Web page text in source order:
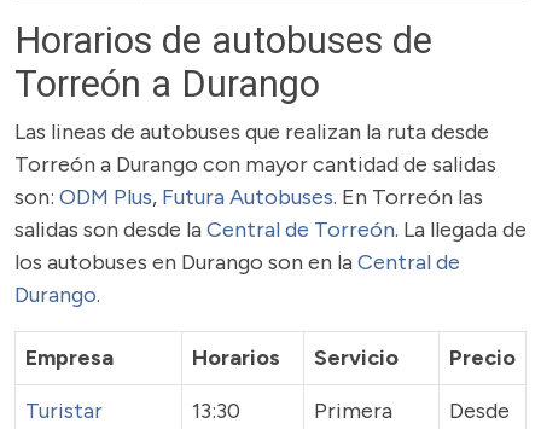
Horarios de autobuses de
Torreón a Durango
Las lineas de autobuses que realizan la ruta desde
Torreón a Durango con mayor cantidad de salidas
son: ODM Plus, Futura Autobuses. En Torreón las
salidas son desde laCentral de Torreón. La llegada de
los autobuses en Durango son en laCentral de
Durango.
Empresa Horarios Servicio
Precio
Turistar
13:30 Primera
Desde